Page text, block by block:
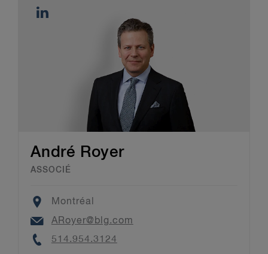
André Royer
ASSOCIÉ
Location
Montréal
Email
ARoyer@blg.com
Phone
514.954.3124